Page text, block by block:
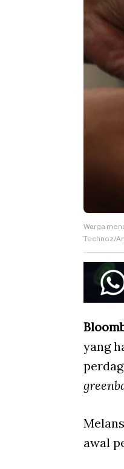
Warga
Technoz/
yang
awal